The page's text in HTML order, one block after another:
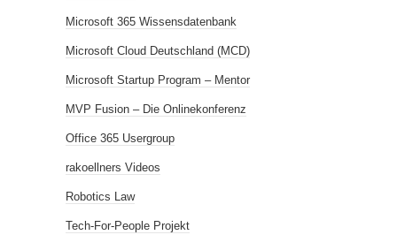
Microsoft 365 Wissensdatenbank
Microsoft Cloud Deutschland (MCD)
Microsoft Startup Program – Mentor
MVP Fusion – Die Onlinekonferenz
Office 365 Usergroup
rakoellners Videos
Robotics Law
Tech-For-People Projekt